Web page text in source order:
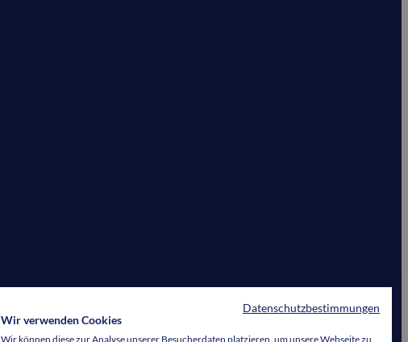
Datenschutzbestimmungen
Wir verwenden Cookies
Wir können diese zur Analyse unserer Besucherdaten platzieren, um unsere Webseite zu